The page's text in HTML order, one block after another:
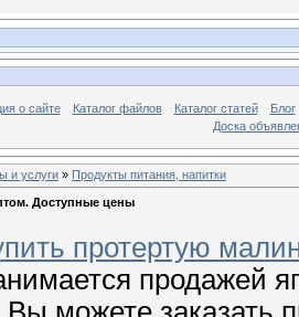
о сайте Каталог файлов Каталог статей
Блог
Доска
и услуги » Продукты питания, напитки
Доступные цены
протертую
продажей